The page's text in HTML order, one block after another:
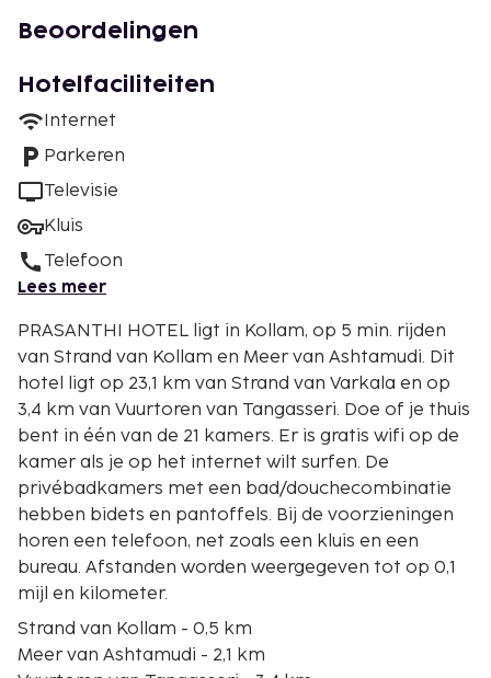
Beoordelingen
Hotelfaciliteiten
Internet
Parkeren
Televisie
Kluis
Telefoon
Lees meer
PRASANTHI HOTEL ligt in Kollam, op 5 min. rijden
van Strand van Kollam en Meer van Ashtamudi. Dit
hotel ligt op 23,1 km van Strand van Varkala en op
3,4 km van Vuurtoren van Tangasseri. Doe of je thuis
bent in één van de 21 kamers. Er is gratis wifi op de
kamer als je op het internet wilt surfen. De
privébadkamers met een bad/douchecombinatie
hebben bidets en pantoffels. Bij de voorzieningen
horen een telefoon, net zoals een kluis en een
bureau. Afstanden worden weergegeven tot op 0,1
mijl en kilometer.
Strand van Kollam - 0,5 km
Meer van Ashtamudi - 2,1 km